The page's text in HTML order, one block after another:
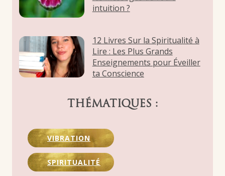
intuition ?
12 Livres Sur la Spiritualité à
Lire : Les Plus Grands
Enseignements pour Éveiller
ta Conscience
THÉMATIQUES :
VIBRATION
SPIRITUALITÉ